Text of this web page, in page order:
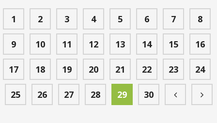
1 2 3 4 5 6 7 8
9 10 11 12 13 14 15 16
17 18 19 20 21 22 23 24
25 26 27 28 29 30